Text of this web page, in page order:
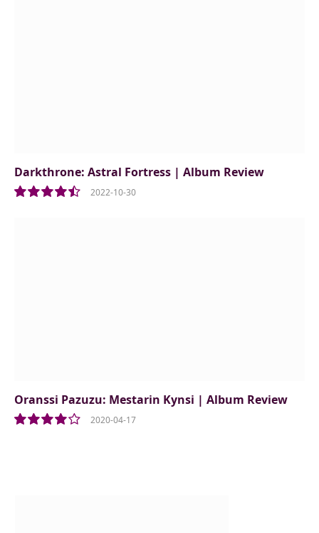
Darkthrone: Astral Fortress | Album Review
2022-10-30
Oranssi Pazuzu: Mestarin Kynsi | Album Review
2020-04-17